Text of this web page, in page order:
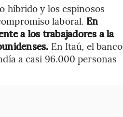
híbrido y los espinosos
laboral. En
a los trabajadores a la
En Itaú, el banco
a casi 96.000 personas